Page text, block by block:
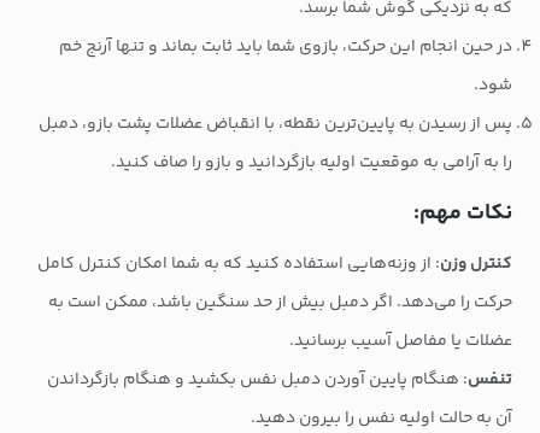
که به نزدیکی گوش شما برسد.
در حین انجام این حرکت، بازوی شما باید ثابت بماند و تنها آرنج خم
شود.
پس از رسیدن به پایین‌ترین نقطه، با انقباض عضلات پشت بازو، دمبل
را به آرامی به موقعیت اولیه بازگردانید و بازو را صاف کنید.
نکات مهم:
کنترل وزن: از وزنه‌هایی استفاده کنید که به شما امکان کنترل کامل
حرکت را می‌دهد. اگر دمبل بیش از حد سنگین باشد، ممکن است به
عضلات یا مفاصل آسیب برسانید.
تنفس: هنگام پایین آوردن دمبل نفس بکشید و هنگام بازگرداندن
آن به حالت اولیه نفس را بیرون دهید.